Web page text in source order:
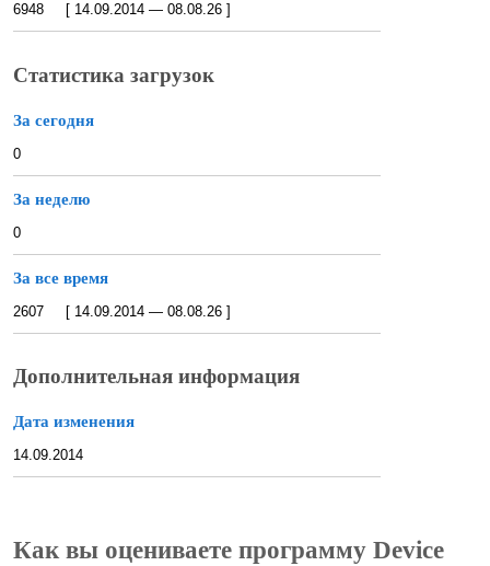
6948 [ 14.09.2014 — 08.08.26 ]
Статистика загрузок
За сегодня
0
За неделю
0
За все время
2607 [ 14.09.2014 — 08.08.26 ]
Дополнительная информация
Дата изменения
14.09.2014
Как вы оцениваете программу Device